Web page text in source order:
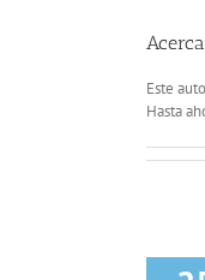
Este
Hasta